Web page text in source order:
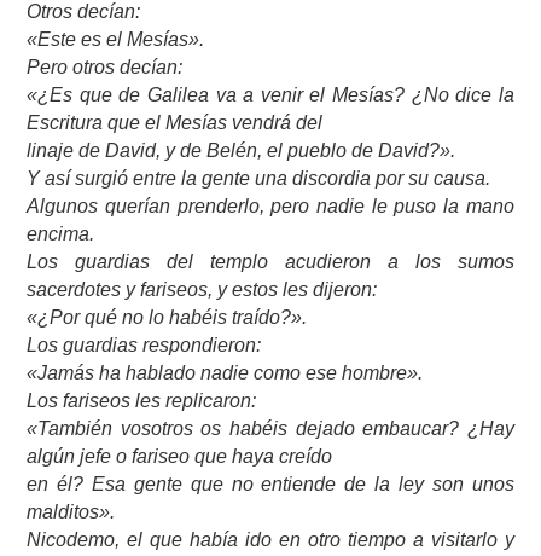
Otros decían:
«Este es el Mesías».
Pero otros decían:
«¿Es que de Galilea va a venir el Mesías? ¿No dice la
Escritura que el Mesías vendrá del
linaje de David, y de Belén, el pueblo de David?».
Y así surgió entre la gente una discordia por su causa.
Algunos querían prenderlo, pero nadie le puso la mano
encima.
Los guardias del templo acudieron a los sumos
sacerdotes y fariseos, y estos les dijeron:
«¿Por qué no lo habéis traído?».
Los guardias respondieron:
«Jamás ha hablado nadie como ese hombre».
Los fariseos les replicaron:
«También vosotros os habéis dejado embaucar? ¿Hay
algún jefe o fariseo que haya creído
en él? Esa gente que no entiende de la ley son unos
malditos».
Nicodemo, el que había ido en otro tiempo a visitarlo y